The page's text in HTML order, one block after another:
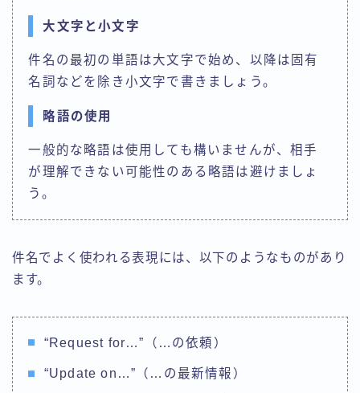
大文字と小文字
件名の最初の単語は大文字で始め、以降は固有
名詞などを除き小文字で書きましょう。
略語の使用
一般的な略語は使用しても構いませんが、相手
が理解できない可能性のある略語は避けましょ
う。
件名でよく使われる表現には、以下のようなものがあり
ます。
“Request for…”（…の依頼）
“Update on…”（…の最新情報）